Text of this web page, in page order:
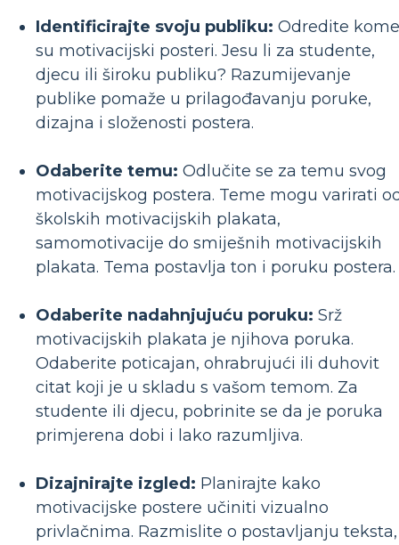
Identificirajte svoju publiku: Odredite kome
su motivacijski posteri. Jesu li za studente,
djecu ili široku publiku? Razumijevanje
publike pomaže u prilagođavanju poruke,
dizajna i složenosti postera.
Odaberite temu: Odlučite se za temu svog
motivacijskog postera. Teme mogu varirati
školskih motivacijskih plakata,
samomotivacije do smiješnih motivacijskih
plakata. Tema postavlja ton i poruku postera.
Odaberite nadahnjujuću poruku: Srž
motivacijskih plakata je njihova poruka.
Odaberite poticajan, ohrabrujući ili duhovit
citat koji je u skladu s vašom temom. Za
studente ili djecu, pobrinite se da je poruka
primjerena dobi i lako razumljiva.
Dizajnirajte izgled: Planirajte kako
motivacijske postere učiniti vizualno
privlačnima. Razmislite o postavljanju teksta,